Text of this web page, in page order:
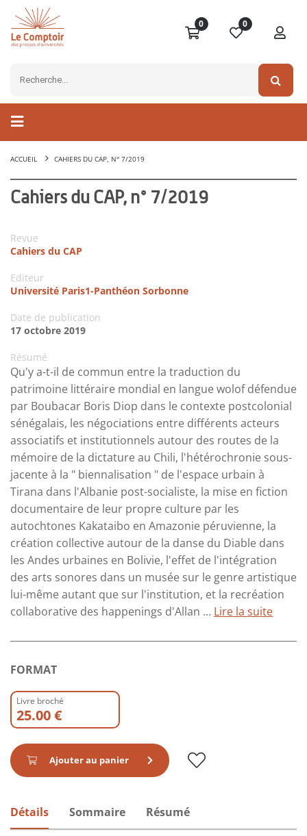
0 0
ACCUEIL CAHIERS DU CAP, N° 7/2019
Cahiers du CAP, n° 7/2019
Revue
Cahiers du CAP
Editeur
Université Paris1-Panthéon Sorbonne
Date de publication
17 octobre 2019
Résumé
Qu'y a-t-il de commun entre la traduction du
patrimoine littéraire mondial en langue wolof défendue
par Boubacar Boris Diop dans le contexte postcolonial
sénégalais, les négociations entre différents acteurs
associatifs et institutionnels autour des routes de la
mémoire de la dictature au Chili, l'hétérochronie sous-
jacente à la " biennalisation " de l'espace urbain à
Tirana dans l'Albanie post-socialiste, la mise en fiction
documentaire de leur propre culture par les
autochtones Kakataibo en Amazonie péruvienne, la
création collective autour de la danse du Diable dans
les Andes urbaines en Bolivie, l'effet de l'intégration
des arts sonores dans un musée sur le genre artistique
lui-même autant que sur l'institution, et la recréation
collaborative des happenings d'Allan ... Lire la suite
FORMAT
Livre broché
25.00 €
Ajouter au panier
Détails Sommaire Résumé